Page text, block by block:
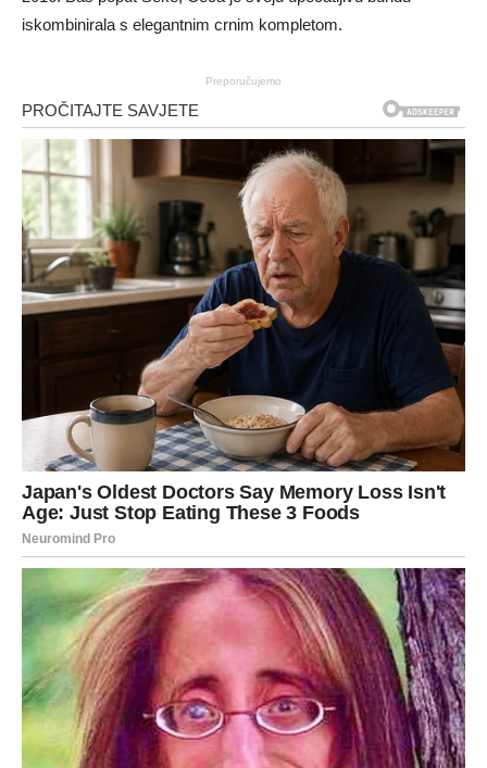
iskombinirala s elegantnim crnim kompletom.
Preporučujemo